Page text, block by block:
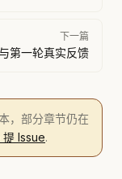
下一篇
第一轮真实反馈
，部分章节仍在
Issue.